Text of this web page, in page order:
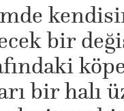
bir
bir halı